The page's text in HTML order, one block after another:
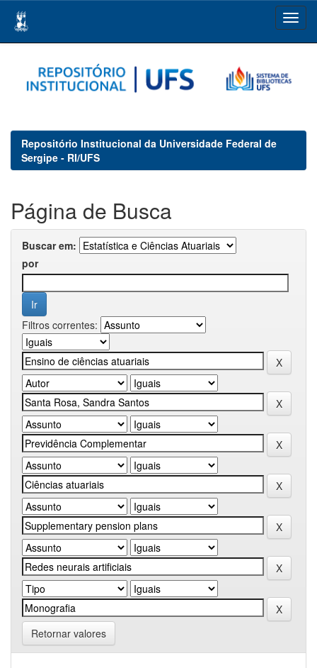
navigation
Repositório Institucional da Universidade Federal de
Sergipe - RI/UFS
Página de Busca
Buscar em:
por
Filtros correntes:
Retornar valores